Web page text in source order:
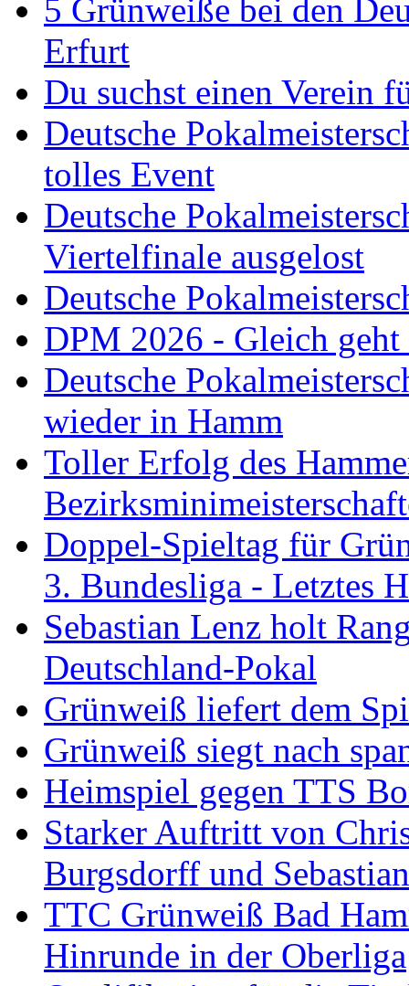
5 Grünweiße bei den
Erfurt
Du suchst einen Verein
Deutsche
tolles Event
Deutsche
Viertelfinale ausgelost
Deutsche
DPM 2026 - Gleich geht
Deutsche
wieder in Hamm
Toller Erfolg des
Doppel-Spieltag für
3. Bundesliga - Letztes
Sebastian Lenz holt
Deutschland-Pokal
Grünweiß liefert dem
Grünweiß siegt nach
Heimspiel gegen TTS
Starker Auftritt von
Burgsdorff und
TTC Grünweiß Bad
Hinrunde in der Oberliga